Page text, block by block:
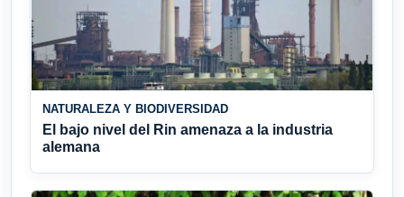
NATURALEZA Y BIODIVERSIDAD
El bajo nivel del Rin amenaza a la industria
alemana